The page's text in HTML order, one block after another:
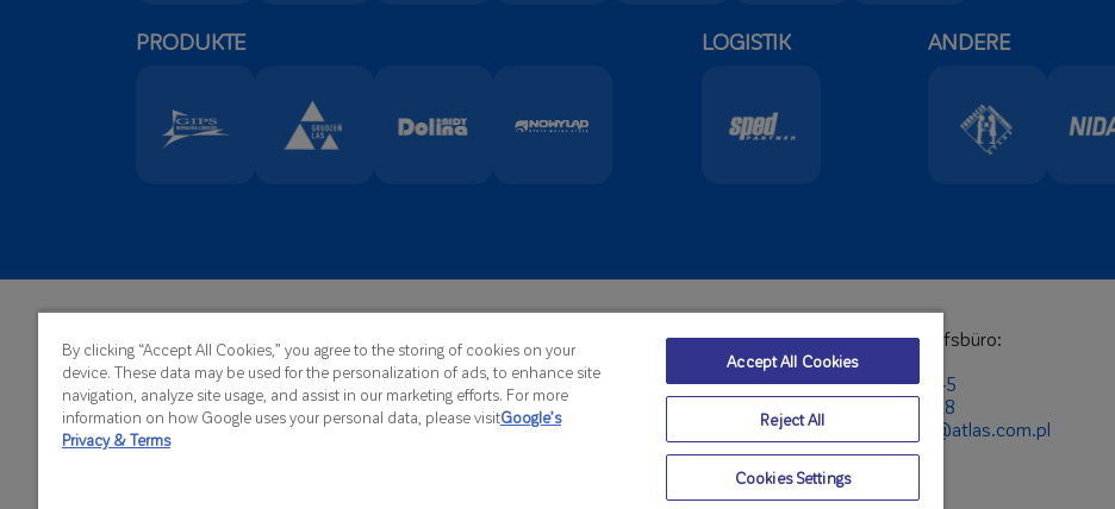
PRODUKTE LOGISTIK ANDERE
ATLAS Sp. z o.o.
Kilińskiego 2
91-421 Łódź
Hauptsitz:
Telefon:+48 42 631 88 00
Fax:+48 42 631 88 88
E-Mail:atlas@atlas.com.pl
Auslandsverkaufsbüro:
Telefon:
+48 42 631 87 45
+48 42 631 88 18
E-Mail:
export@atlas.com.pl
By clicking “Accept All Cookies,” you agree to the storing of cookies on your
device. These data may be used for the personalization of ads, to enhance site
navigation, analyze site usage, and assist in our marketing efforts. For more
information on how Google uses your personal data, please visitGoogle’s
Privacy & Terms
Accept All Cookies
Reject All
Cookies Settings